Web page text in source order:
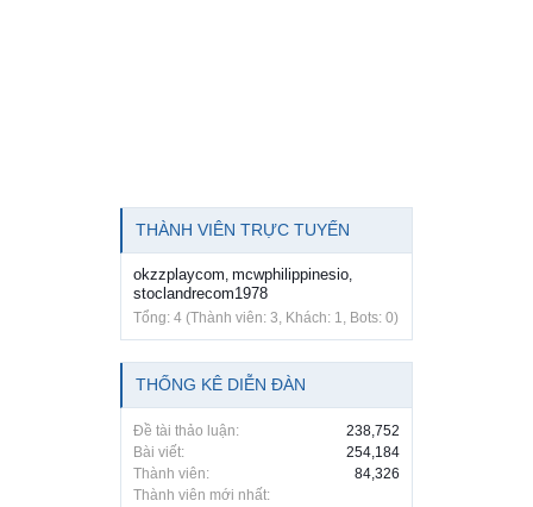
THÀNH VIÊN TRỰC TUYẾN
okzzplaycom, mcwphilippinesio,
stoclandrecom1978
Tổng: 4 (Thành viên: 3, Khách: 1, Bots: 0)
THỐNG KÊ DIỄN ĐÀN
Đề tài thảo luận:
238,752
Bài viết:
254,184
Thành viên:
84,326
Thành viên mới nhất: